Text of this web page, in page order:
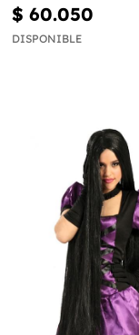
$ 60.050
DISPONIBLE